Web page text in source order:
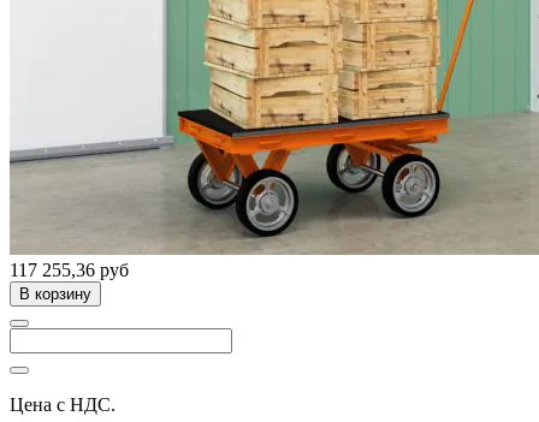
117 255,36 руб
В корзину
Цена с НДС.